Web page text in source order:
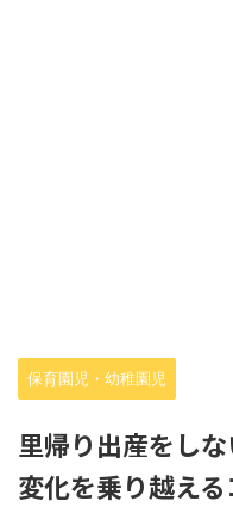
保育園児・幼稚園児
里帰り出産をし
変化を乗り越え